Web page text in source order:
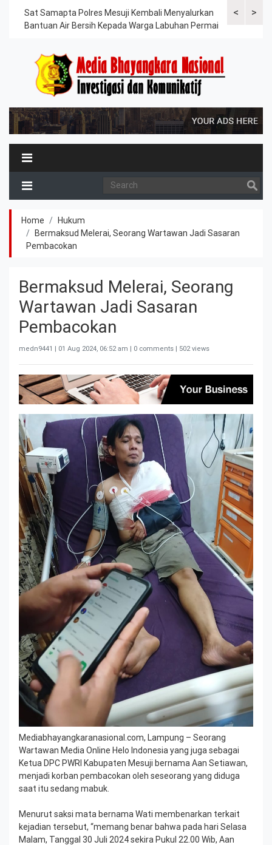
<
Sat Samapta Polres Mesuji Kembali Menyalurkan
Bantuan Air Bersih Kepada Warga Labuhan Permai
Tindak>
Home
Hukum
Bermaksud Melerai, Seorang Wartawan Jadi Sasaran
Pembacokan
Bermaksud Melerai, Seorang
Wartawan Jadi Sasaran
Pembacokan
medn9441 | 01 Aug 2024, 06:52 am | 0 comments | 502 views
Mediabhayangkaranasional.com, Lampung – Seorang
Wartawan Media Online Helo Indonesia yang juga sebagai
Ketua DPC PWRI Kabupaten Mesuji bernama Aan Setiawan,
menjadi korban pembacokan oleh seseorang yang diduga
saat itu sedang mabuk.
Menurut saksi mata bernama Wati membenarkan terkait
kejadian tersebut, “memang benar bahwa pada hari Selasa
Malam, Tanggal 30 Juli 2024 sekira Pukul 22.00 Wib, Aan